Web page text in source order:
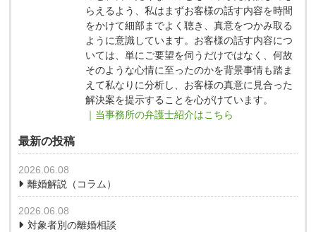
らえるよう、私はまずお客様の話す内容を時間
をかけて細部までよく聴き、真意をつかみ取る
ように意識しています。お客様の話す内容につ
いては、単にご要望を伺うだけではなく、何故
そのような心情に至ったのかを背景事情も踏ま
えて私なりに分析し、お客様の真意に見合った
解決案を提示することを心がけています。
｜当事務所の弁護士紹介はこちら
最新の投稿
2026.06.08
離婚解説（コラム）
2026.06.08
対象者別の離婚相談